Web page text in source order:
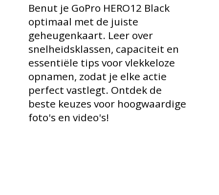
Benut je GoPro HERO12 Black
optimaal met de juiste
geheugenkaart. Leer over
snelheidsklassen, capaciteit en
essentiële tips voor vlekkeloze
opnamen, zodat je elke actie
perfect vastlegt. Ontdek de
beste keuzes voor hoogwaardige
foto's en video's!